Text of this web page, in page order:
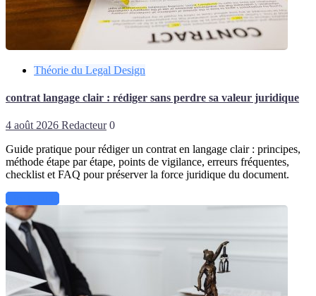
Théorie du Legal Design
contrat langage clair : rédiger sans perdre sa valeur juridique
4 août 2026 Redacteur 0
Guide pratique pour rédiger un contrat en langage clair : principes,
méthode étape par étape, points de vigilance, erreurs fréquentes,
checklist et FAQ pour préserver la force juridique du document.